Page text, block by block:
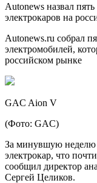
Autonews назвал
электрокаров на
Autonews.ru собрал
электромобилей,
российском рынке
GAC Aion V
(Фото: GAC)
За минувшую неделю
электрокар, что
сообщил директор
Сергей Целиков.